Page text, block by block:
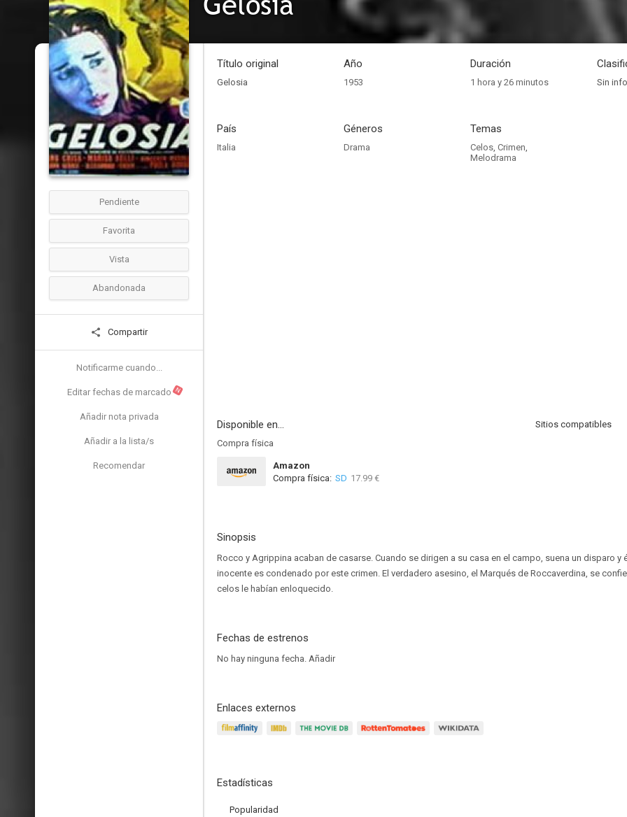
Pendiente
Favorita
Vista
Abandonada
Compartir
Notificarme cuando...
Editar fechas de marcado N
Añadir nota privada
Añadir a la lista/s
Recomendar
Título original
Gelosia
Año
1953
Duración
1 hora y 26 minutos Sin
País
Italia
Géneros
Drama
Temas
Celos, Crimen,
Melodrama
Disponible en...
Sitios compatibles
Compra física
Amazon
Compra física: SD 17.99 €
Sinopsis
Rocco y Agrippina acaban de casarse. Cuando se dirigen a su casa en el campo, suena un disparo y
inocente es condenado por este crimen. El verdadero asesino, el Marqués de Roccaverdina, se
celos le habían enloquecido.
Fechas de estrenos
No hay ninguna fecha. Añadir
Enlaces externos
Estadísticas
Popularidad